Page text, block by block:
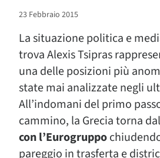
23 Febbraio 2015
La situazione politica e
trova Alexis Tsipras
una delle posizioni più
state mai analizzate negli
All’indomani del primo
cammino, la Grecia torna dal
con l’Eurogruppo
pareggio in trasferta e